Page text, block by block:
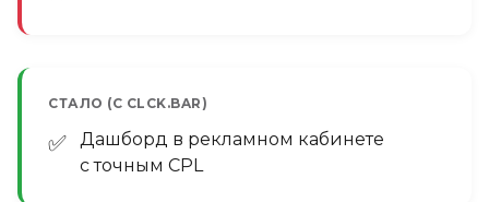
СТАЛО (С CLCK.BAR)
✅
Дашборд в рекламном кабинете
с точным CPL